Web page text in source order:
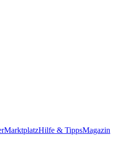
MarktplatzHilfe & TippsMagazin